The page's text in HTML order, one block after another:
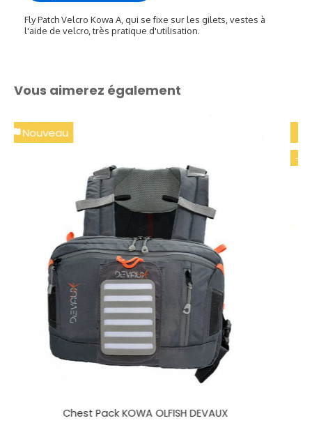
Fly Patch Velcro Kowa A, qui se fixe sur les gilets, vestes à
l'aide de velcro, très pratique d'utilisation.
Vous aimerez également
Chest pack Kowa escapad DVX
50,92€ 59,90€
PROMO